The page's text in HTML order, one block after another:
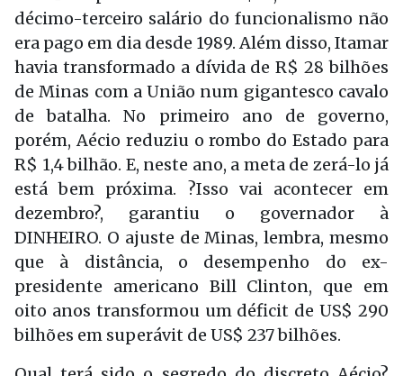
décimo-terceiro salário do funcionalismo não
era pago em dia desde 1989. Além disso, Itamar
havia transformado a dívida de R$ 28 bilhões
de Minas com a União num gigantesco cavalo
de batalha. No primeiro ano de governo,
porém, Aécio reduziu o rombo do Estado para
R$ 1,4 bilhão. E, neste ano, a meta de zerá-lo já
está bem próxima. ?Isso vai acontecer em
dezembro?, garantiu o governador à
DINHEIRO. O ajuste de Minas, lembra, mesmo
que à distância, o desempenho do ex-
presidente americano Bill Clinton, que em
oito anos transformou um déficit de US$ 290
bilhões em superávit de US$ 237 bilhões.